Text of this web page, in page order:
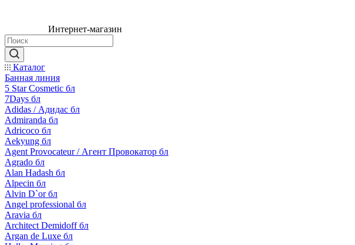
Интернет-магазин
Каталог
Банная линия
5 Star Cosmetic бл
7Days бл
Adidas / Адидас бл
Admiranda бл
Adricoco бл
Aekyung бл
Agent Provocateur / Агент Провокатор бл
Agrado бл
Alan Hadash бл
Alpecin бл
Alvin D`or бл
Angel professional бл
Aravia бл
Architect Demidoff бл
Argan de Luxe бл